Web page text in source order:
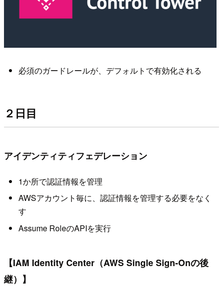
必須のガードレールが、デフォルトで有効化される
２日目
アイデンティティフェデレーション
1か所で認証情報を管理
AWSアカウント毎に、認証情報を管理する必要をなく
す
Assume RoleのAPIを実行
【IAM Identity Center（AWS Single Sign-Onの後
継）】